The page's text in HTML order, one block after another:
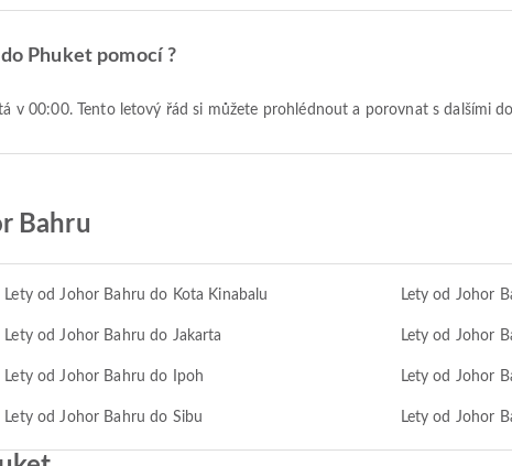
Phuket pomocí ?
v 00:00. Tento letový řád si můžete prohlédnout a porovnat s dalšími
Bahru
Lety od Johor Bahru do Kota Kinabalu Lety od Johor
Lety od Johor Bahru do Jakarta Lety od Johor
Lety od Johor Bahru do Ipoh Lety od Johor
Lety od Johor Bahru do Sibu Lety od Johor